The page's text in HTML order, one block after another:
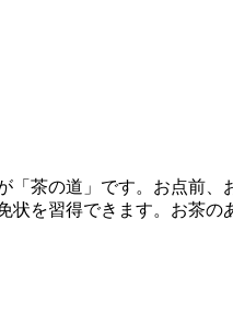
茶の道」です。お点前、
を習得できます。お茶の